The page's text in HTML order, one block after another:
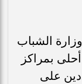
الشباب
أحلى بمراكز
على